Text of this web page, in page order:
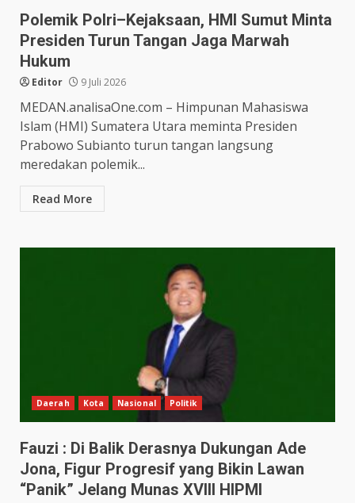
Polemik Polri–Kejaksaan, HMI Sumut Minta
Presiden Turun Tangan Jaga Marwah
Hukum
Editor 9 Juli 2026
MEDAN.analisaOne.com – Himpunan Mahasiswa
Islam (HMI) Sumatera Utara meminta Presiden
Prabowo Subianto turun tangan langsung
meredakan polemik...
Read More
Daerah Kota Nasional Politik
Fauzi : Di Balik Derasnya Dukungan Ade
Jona, Figur Progresif yang Bikin Lawan
“Panik” Jelang Munas XVIII HIPMI